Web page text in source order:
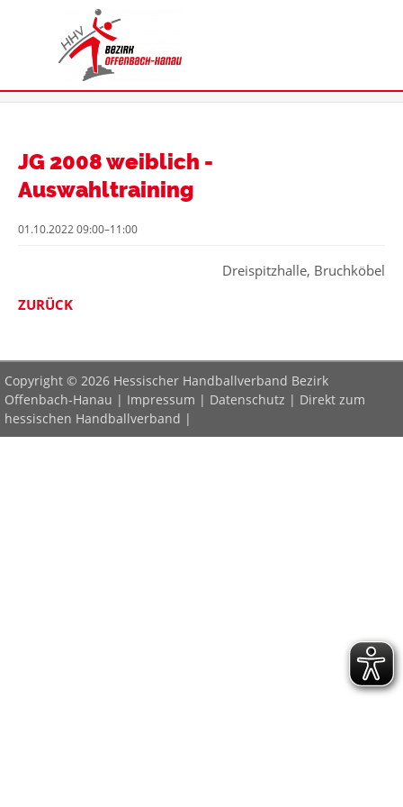
JG 2008 weiblich -
Auswahltraining
01.10.2022 09:00–11:00
Dreispitzhalle, Bruchköbel
ZURÜCK
Copyright © 2026 Hessischer Handballverband Bezirk
Offenbach-Hanau | Impressum | Datenschutz | Direkt zum
hessischen Handballverband |